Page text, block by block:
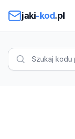
jaki-kod.pl